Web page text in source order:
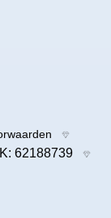
62188739